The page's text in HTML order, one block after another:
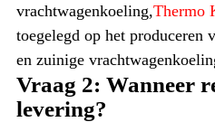
vrachtwagenkoeling,Thermo
toegelegd op het produceren
en zuinige
Vraag 2: Wanneer
levering?